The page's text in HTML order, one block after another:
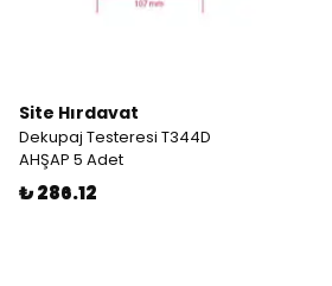
Site Hırdavat
Dekupaj Testeresi T344D
AHŞAP 5 Adet
₺ 286.12